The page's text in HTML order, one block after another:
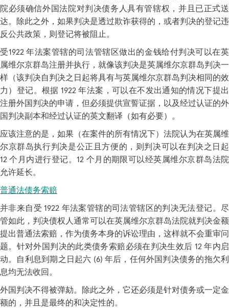
院必须确信外国法院对判决债务人具有管辖权，并且已正式送
达。除此之外，如果判决是透过欺诈获得的，或者判决的登记违
反公共政策，则登记将被阻止。
受1922 年法案管辖的司法管辖区做出的金钱给付判决可以在英
属维尔京群岛注册并执行，就像该判决是英属维尔京群岛判决一
样（该判决自判决之日起将具有与英属维尔京群岛判决相同的效
力）登记。根据 1922 年法案，可以在不发出通知的情况下提出
注册外国判决的申请，但必须提供宣誓证据，以及经过认证的外
国判决副本和经过认证的英文翻译（如有必要）。
应该注意的是，如果（在案件的所有情况下）法院认为在英属维
尔京群岛执行判决是公正且方便的，则判决可以在判决之日起
12 个月内进行登记。12 个月的期限可以经英属维尔京群岛法院
允许延长。
普通法债务索赔
并非来自受 1922 年法案管辖的司法管辖区的判决无法登记。尽
管如此，判决债权人通常可以在英属维尔京群岛法院就判决金额
提出普通法索赔，作为债务本身的诉讼理由，这样就不会重审问
题。针对外国判决的此类债务索赔必须在判决生效后 12 年内启
动。自利息到期之日起六 (6) 年后，任何外国判决债务的拖欠利
息均无法收回。
外国判决不得被弹劾。除此之外，它还必须是针对债务或一定金
额的，并且是最终的和决定性的。